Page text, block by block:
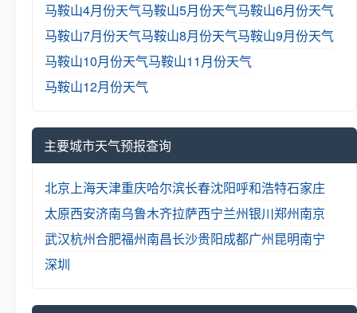
马鞍山4月份天气马鞍山5月份天气马鞍山6月份天气
马鞍山7月份天气马鞍山8月份天气马鞍山9月份天气
马鞍山10月份天气马鞍山11月份天气
马鞍山12月份天气
主要城市天气预报查询
北京上海天津重庆哈尔滨长春沈阳呼和浩特石家庄
太原西安济南乌鲁木齐拉萨西宁兰州银川郑州南京
武汉杭州合肥福州南昌长沙贵阳成都广州昆明南宁
深圳